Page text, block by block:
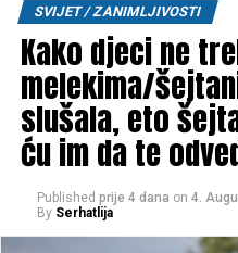
Novi potpredsjednik SAD-a
Hamasu: “To znači da će
SVIJET / ZANIMLJIVOSTI
Kako djeci ne
melekima/
slušala, eto
ću im da te
Published prije 4 dana on 4.
By Serhatlija